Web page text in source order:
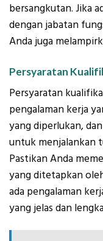
bersangkutan. Jika
dengan jabatan
Anda juga
Persyaratan
Persyaratan
pengalaman kerja
yang diperlukan,
untuk menjalankan
Pastikan Anda
yang ditetapkan
ada pengalaman
yang jelas dan